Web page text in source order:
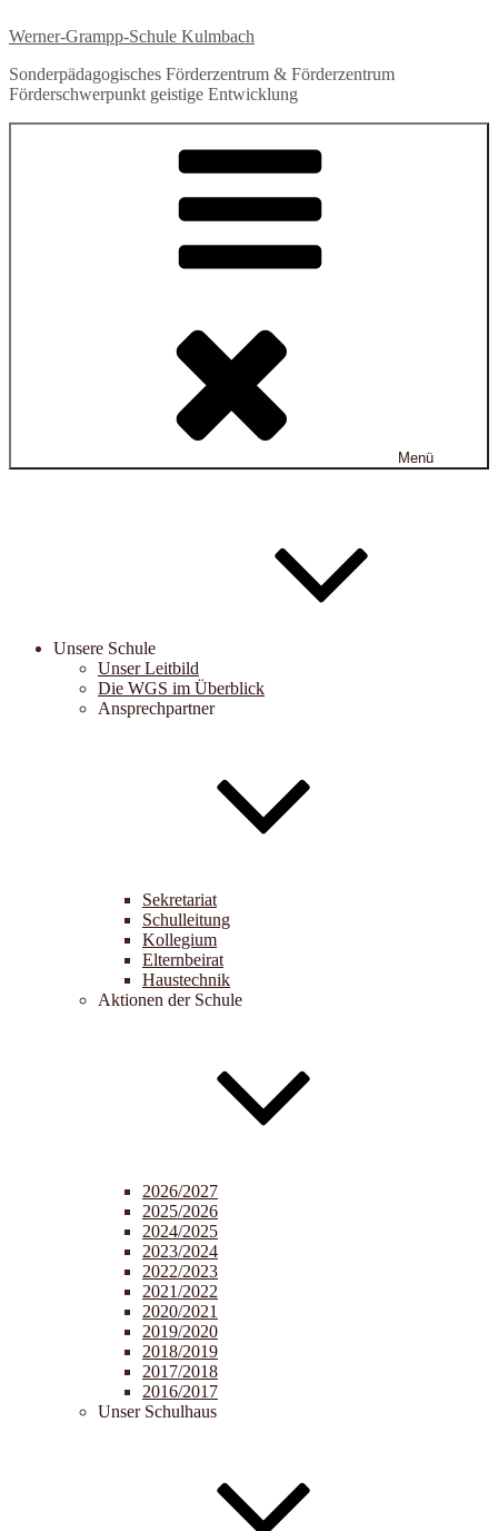
Inhalt
Werner-Grampp-Schule Kulmbach
Sonderpädagogisches Förderzentrum & Förderzentrum
Förderschwerpunkt geistige Entwicklung
Menü
Unsere Schule
Unser Leitbild
Die WGS im Überblick
Ansprechpartner
Sekretariat
Schulleitung
Kollegium
Elternbeirat
Haustechnik
Aktionen der Schule
2026/2027
2025/2026
2024/2025
2023/2024
2022/2023
2021/2022
2020/2021
2019/2020
2018/2019
2017/2018
2016/2017
Unser Schulhaus